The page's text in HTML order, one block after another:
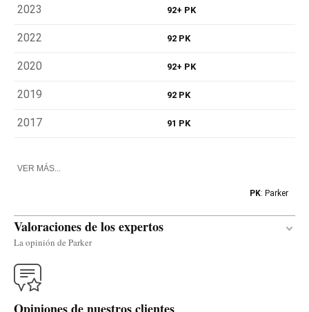
2023 92+ PK
2022 92 PK
2020 92+ PK
2019 92 PK
2017 91 PK
VER MÁS...
PK: Parker
Valoraciones de los expertos
La opinión de Parker
Traducir
Opiniones de nuestros clientes